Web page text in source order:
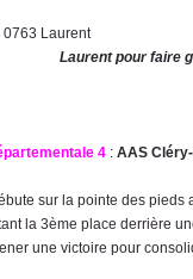
Laurent pour faire
4 : AAS
sur la pointe des pieds
la 3ème place derrière
une victoire pour